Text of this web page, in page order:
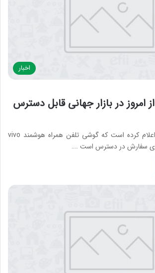
اخبار
Vivo V5 Plus از امروز در بازار جهانی قابل دسترس
خبرگزاری Yet-to-beاعلام کرده است که گوشی تلفن همراه هوشمند vivo